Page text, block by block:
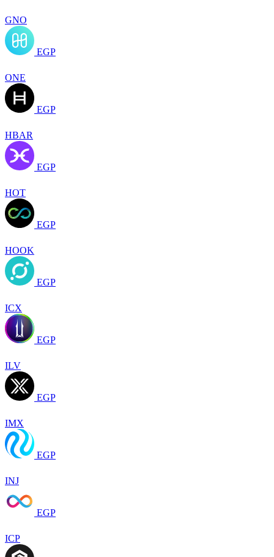
GNO
EGP
ONE
EGP
HBAR
EGP
HOT
EGP
HOOK
EGP
ICX
EGP
ILV
EGP
IMX
EGP
INJ
EGP
ICP